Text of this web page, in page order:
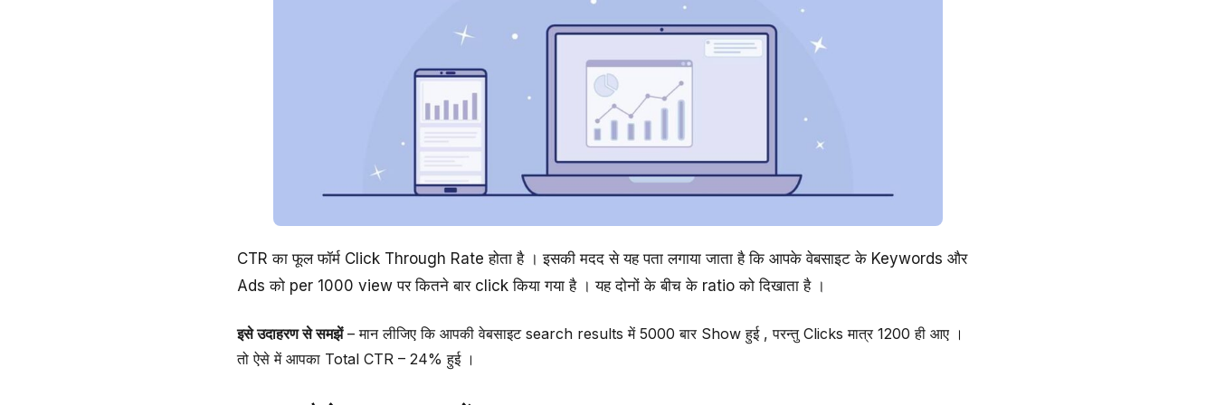
CTR का फूल फॉर्म Click Through Rate होता है । इसकी मदद से यह पता लगाया जाता है कि आपके वेबसाइट के Keywords और
Ads को per 1000 view पर कितने बार click किया गया है । यह दोनों के बीच के ratio को दिखाता है ।
इसे उदाहरण से समझें– मान लीजिए कि आपकी वेबसाइट search results में 5000 बार Show हुई , परन्तु Clicks मात्र 1200 ही आए ।
तो ऐसे में आपका Total CTR – 24% हुई ।